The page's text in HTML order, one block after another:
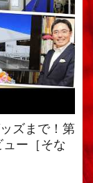
ズまで！第
ー［そな